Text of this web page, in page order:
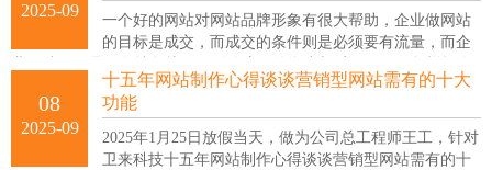
2025-09
一个好的网站对网站品牌形象有很大帮助，企业做网站
的目标是成交，而成交的条件则是必须要有流量，而企
业网站打造得有特色、有亮点，这是企业管理者和建站公司都要考虑
的一个问题，也是一起寻求的一个建站方向。
08
2025-09
十五年网站制作心得谈谈营销型网站需有的十大
功能
2025年1月25日放假当天，做为公司总工程师王工，针对
卫来科技十五年网站制作心得谈谈营销型网站需有的十